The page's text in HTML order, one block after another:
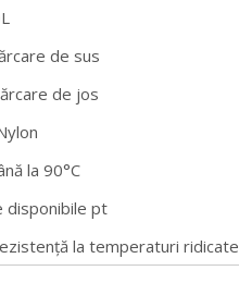
de sus
de jos
la 90°C
disponibile pt
la temperaturi ridicate